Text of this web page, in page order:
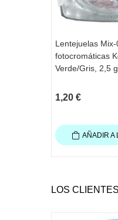
Lentejuelas Mix-
fotocromáticas
Verde/Gris, 2,5 g
1,20 €
AÑADIR A
LOS